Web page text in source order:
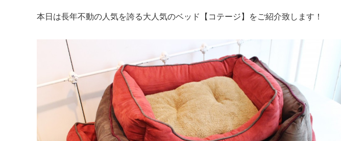
本日は長年不動の人気を誇る大人気のベッド【コテージ】をご紹介致します！